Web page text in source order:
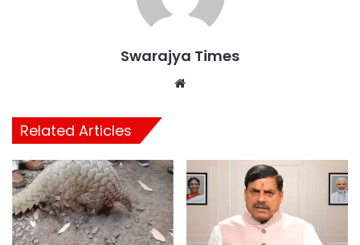
Swarajya Times
Related Articles